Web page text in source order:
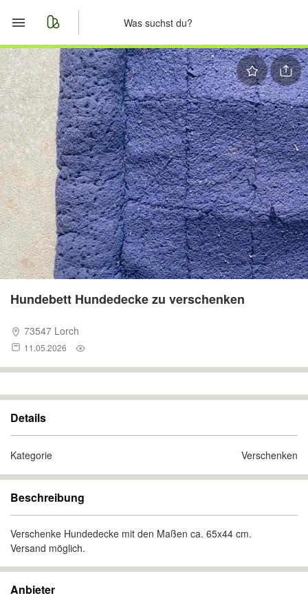
Start
Merkliste
Nachrichten
Anzeige aufgeben
Hundebett Hundedecke zu verschenken
73547 Lorch
11.05.2026
Details
Kategorie Verschenken
Beschreibung
Verschenke Hundedecke mit den Maßen ca. 65x44 cm.
Versand möglich.
Anbieter